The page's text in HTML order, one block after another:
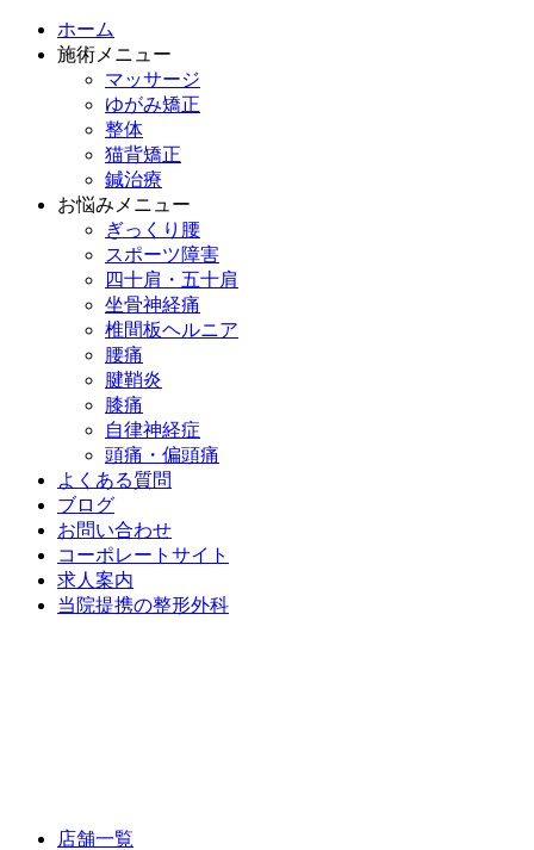
ホーム
施術メニュー
マッサージ
ゆがみ矯正
整体
猫背矯正
鍼治療
お悩みメニュー
ぎっくり腰
スポーツ障害
四十肩・五十肩
坐骨神経痛
椎間板ヘルニア
腰痛
腱鞘炎
膝痛
自律神経症
頭痛・偏頭痛
よくある質問
ブログ
お問い合わせ
コーポレートサイト
求人案内
当院提携の整形外科
店舗一覧